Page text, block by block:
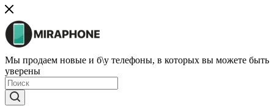
Мы продаем новые и б\у телефоны, в которых вы можете быть
уверены